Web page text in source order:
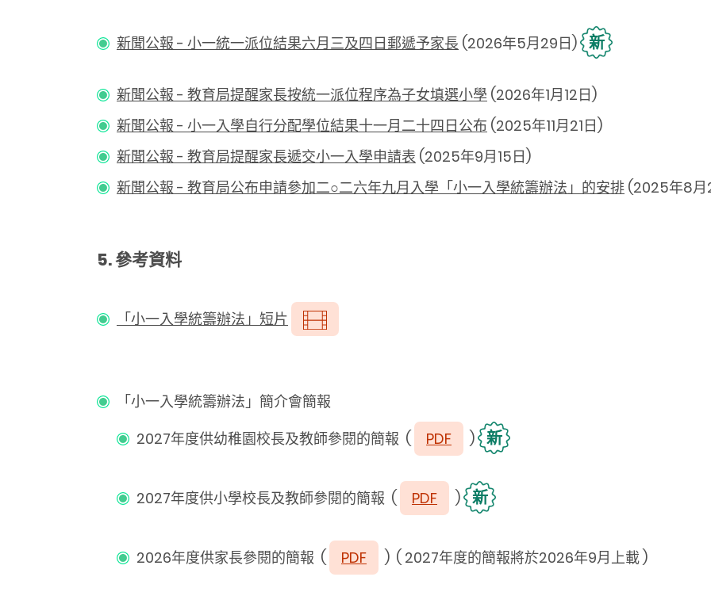
新聞公報 - 小一統一派位結果六月三及四日郵遞予家長 (2026年5月29日) 新
新聞公報 - 教育局提醒家長按統一派位程序為子女填選小學 (2026年1月12日)
新聞公報 - 小一入學自行分配學位結果十一月二十四日公布 (2025年11月21日)
新聞公報 - 教育局提醒家長遞交小一入學申請表 (2025年9月15日)
新聞公報 - 教育局公布申請參加二○二六年九月入學「小一入學統籌辦法」的安排 (2025年8
5. 參考資料
「小一入學統籌辦法」短片
「小一入學統籌辦法」簡介會簡報
2027年度供幼稚園校長及教師參閱的簡報 ( PDF ) 新
2027年度供小學校長及教師參閱的簡報 ( PDF ) 新
2026年度供家長參閱的簡報 ( PDF ) ( 2027年度的簡報將於2026年9月上載 )